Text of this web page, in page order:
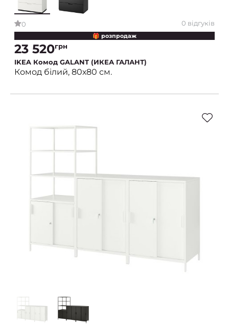
0 0 відгуків
🎁 розпродаж
23 520грн
IKEA Комод GALANT (ИКЕА ГАЛАНТ)
Комод білий, 80х80 см.